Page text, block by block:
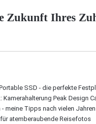
Zukunft Ihres
SSD - die perfekte
Peak Design
- meine Tipps nach vielen
atemberaubende Reisefotos